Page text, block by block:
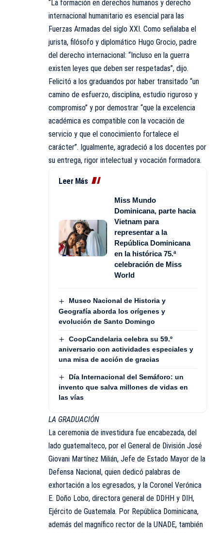
“La formación en derechos humanos y derecho
internacional humanitario es esencial para las
Fuerzas Armadas del siglo XXI. Como señalaba el
jurista, filósofo y diplomático Hugo Grocio, padre
del derecho internacional: “Incluso en la guerra
existen leyes que deben ser respetadas”, dijo.
Felicitó a los graduandos por haber transitado “un
camino de esfuerzo, disciplina, estudio riguroso y
compromiso” y por demostrar “que la excelencia
académica es compatible con la vocación de
servicio y que el conocimiento fortalece el
carácter”. Igualmente, agradeció a los docentes por
su entrega, rigor intelectual y vocación formadora.
Leer Más
Miss Mundo
Dominicana, parte hacia
Vietnam para
representar a la
República Dominicana
en la histórica 75.ª
celebración de Miss
World
Museo Nacional de Historia y
Geografía aborda los orígenes y
evolución de Santo Domingo
CoopCandelaria celebra su 59.º
aniversario con actividades especiales y
una misa de acción de gracias
Día Internacional del Semáforo: un
invento que salva millones de vidas en
las vías
LA GRADUACIÓN
La ceremonia de investidura fue encabezada, del
lado guatemalteco, por el General de División José
Giovani Martínez Milián, Jefe de Estado Mayor de la
Defensa Nacional, quien dedicó palabras de
exhortación a los egresados, y la Coronel Verónica
E. Doño Lobo, directora general de DDHH y DIH,
Ejército de Guatemala. Por República Dominicana,
además del magnífico rector de la UNADE, también